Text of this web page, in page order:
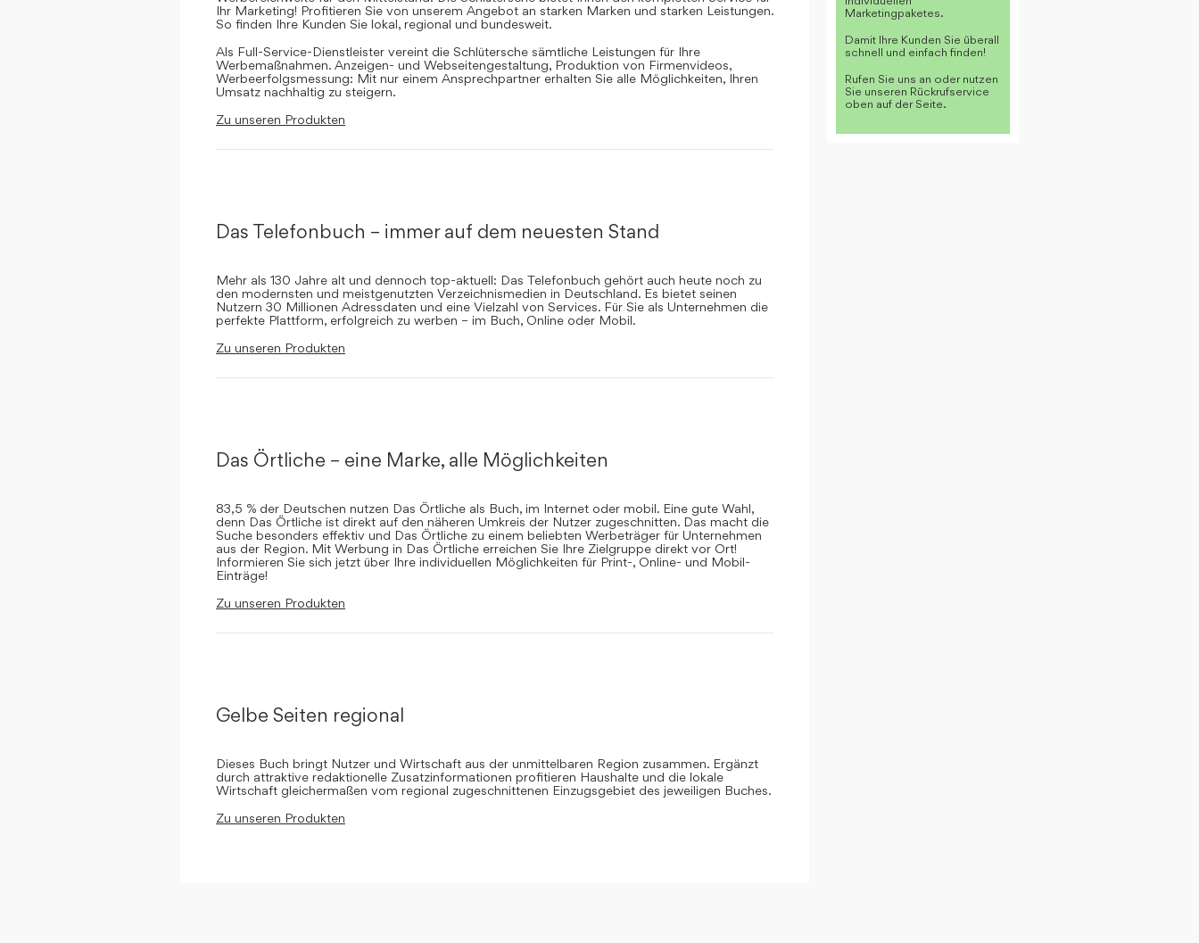
Ihr Marketing! Profitieren Sie von unserem Angebot an starken Marken und starken Leistungen.
So finden Ihre Kunden Sie lokal, regional und bundesweit.
Als Full-Service-Dienstleister vereint die Schlütersche sämtliche Leistungen für Ihre
Werbemaßnahmen. Anzeigen- und Webseitengestaltung, Produktion von Firmenvideos,
Werbeerfolgsmessung: Mit nur einem Ansprechpartner erhalten Sie alle Möglichkeiten, Ihren
Umsatz nachhaltig zu steigern.
Zu unseren Produkten
Das Telefonbuch – immer auf dem neuesten Stand
Mehr als 130 Jahre alt und dennoch top-aktuell: Das Telefonbuch gehört auch heute noch zu
den modernsten und meistgenutzten Verzeichnismedien in Deutschland. Es bietet seinen
Nutzern 30 Millionen Adressdaten und eine Vielzahl von Services. Für Sie als Unternehmen die
perfekte Plattform, erfolgreich zu werben – im Buch, Online oder Mobil.
Zu unseren Produkten
Das Örtliche – eine Marke, alle Möglichkeiten
83,5 % der Deutschen nutzen Das Örtliche als Buch, im Internet oder mobil. Eine gute Wahl,
denn Das Örtliche ist direkt auf den näheren Umkreis der Nutzer zugeschnitten. Das macht die
Suche besonders effektiv und Das Örtliche zu einem beliebten Werbeträger für Unternehmen
aus der Region. Mit Werbung in Das Örtliche erreichen Sie Ihre Zielgruppe direkt vor Ort!
Informieren Sie sich jetzt über Ihre individuellen Möglichkeiten für Print-, Online- und Mobil-
Einträge!
Zu unseren Produkten
Gelbe Seiten regional
Dieses Buch bringt Nutzer und Wirtschaft aus der unmittelbaren Region zusammen. Ergänzt
durch attraktive redaktionelle Zusatzinformationen profitieren Haushalte und die lokale
Wirtschaft gleichermaßen vom regional zugeschnittenen Einzugsgebiet des jeweiligen Buches.
Zu unseren Produkten
Marketingpaketes.
Damit Ihre Kunden Sie überall
schnell und einfach finden!
Rufen Sie uns an oder nutzen
Sie unseren Rückrufservice
oben auf der Seite.